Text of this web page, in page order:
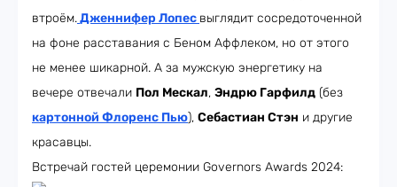
втроём.Дженнифер Лопес выглядит сосредоточенной
на фоне расставания с Беном Аффлеком, но от этого
не менее шикарной. А за мужскую энергетику на
вечере отвечали Пол Мескал, Эндрю Гарфилд (без
картонной Флоренс Пью), Себастиан Стэн и другие
красавцы.
Встречай гостей церемонии Governors Awards 2024: